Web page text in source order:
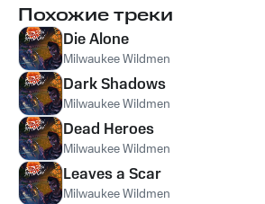
Похожие треки
Die Alone
Milwaukee Wildmen
Dark Shadows
Milwaukee Wildmen
Dead Heroes
Milwaukee Wildmen
Leaves a Scar
Milwaukee Wildmen